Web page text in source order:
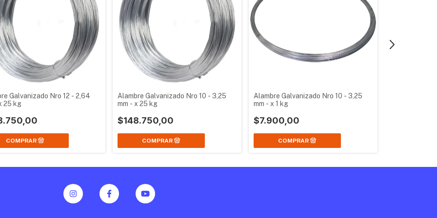
Galvanizado Nro 12 - 2,64
25 kg
Alambre Galvanizado Nro 10 - 3,25
mm - x 25 kg
$148.750,00
Alambre Galvanizado Nro 10 - 3,25
mm - x 1 kg
$7.900,00